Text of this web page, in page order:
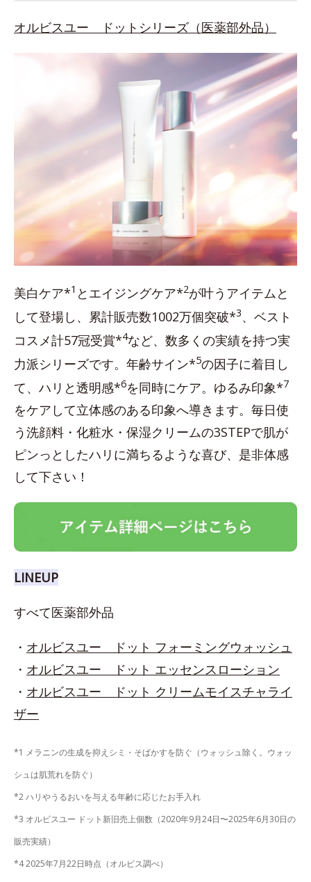
オルビスユー ドットシリーズ（医薬部外品）
美白ケア*1 とエイジングケア*2が叶うアイテムと
して登場し、累計販売数1002万個突破*3、ベスト
コスメ計57冠受賞*4など、数多くの実績を持つ実
力派シリーズです。年齢サイン*5の因子に着目し
て、ハリと透明感*6を同時にケア。ゆるみ印象*7
をケアして立体感のある印象へ導きます。毎日使
う洗顔料・化粧水・保湿クリームの3STEPで肌が
ピンっとしたハリに満ちるような喜び、是非体感
して下さい！
LINEUP
すべて医薬部外品
・ オルビスユー ドット フォーミングウォッシュ
・ オルビスユー ドット エッセンスローション
・ オルビスユー ドット クリームモイスチャライ
ザー
*1 メラニンの生成を抑えシミ・そばかすを防ぐ（ウォッシュ除く。ウォッ
シュは肌荒れを防ぐ）
*2 ハリやうるおいを与える年齢に応じたお手入れ
*3 オルビスユー ドット新旧売上個数（2020年9月24日〜2025年6月30日の
販売実績）
*4 2025年7月22日時点（オルビス調べ）